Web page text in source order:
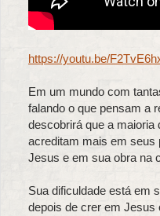
https://youtu.be/
Em um mundo com
falando o que pensam a
descobrirá que a maioria
acreditam mais em seus
Jesus e em sua obra na
Sua dificuldade está em
depois de crer em Jesus